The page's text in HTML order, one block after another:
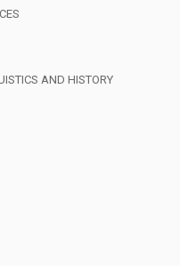
AND HISTORY